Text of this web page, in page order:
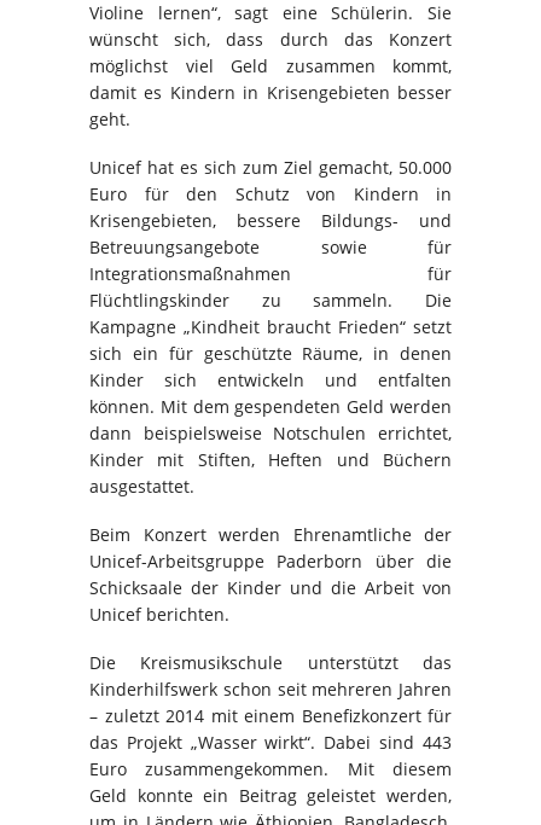
Violine lernen“, sagt eine Schülerin. Sie
wünscht sich, dass durch das Konzert
möglichst viel Geld zusammen kommt,
damit es Kindern in Krisengebieten besser
geht.
Unicef hat es sich zum Ziel gemacht, 50.000
Euro für den Schutz von Kindern in
Krisengebieten, bessere Bildungs- und
Betreuungsangebote sowie für
Integrationsmaßnahmen für
Flüchtlingskinder zu sammeln. Die
Kampagne „Kindheit braucht Frieden“ setzt
sich ein für geschützte Räume, in denen
Kinder sich entwickeln und entfalten
können. Mit dem gespendeten Geld werden
dann beispielsweise Notschulen errichtet,
Kinder mit Stiften, Heften und Büchern
ausgestattet.
Beim Konzert werden Ehrenamtliche der
Unicef-Arbeitsgruppe Paderborn über die
Schicksaale der Kinder und die Arbeit von
Unicef berichten.
Die Kreismusikschule unterstützt das
Kinderhilfswerk schon seit mehreren Jahren
– zuletzt 2014 mit einem Benefizkonzert für
das Projekt „Wasser wirkt“. Dabei sind 443
Euro zusammengekommen. Mit diesem
Geld konnte ein Beitrag geleistet werden,